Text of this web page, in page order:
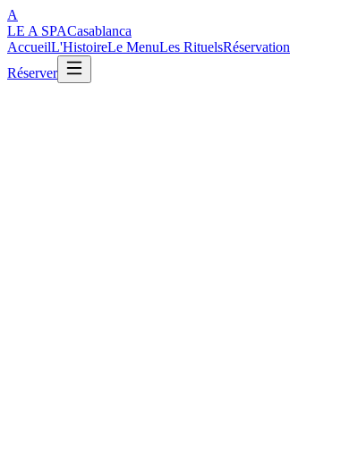
A
LE A SPACasablanca
AccueilL'HistoireLe MenuLes RituelsRéservation
Réserver